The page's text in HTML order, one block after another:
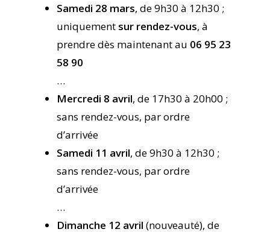
Samedi 28 mars, de 9h30 à 12h30 ;
uniquement sur rendez-vous, à
prendre dès maintenant au 06 95 23
58 90
…
Mercredi 8 avril, de 17h30 à 20h00 ;
sans rendez-vous, par ordre
d’arrivée
Samedi 11 avril, de 9h30 à 12h30 ;
sans rendez-vous, par ordre
d’arrivée
…
Dimanche 12 avril(nouveauté), de